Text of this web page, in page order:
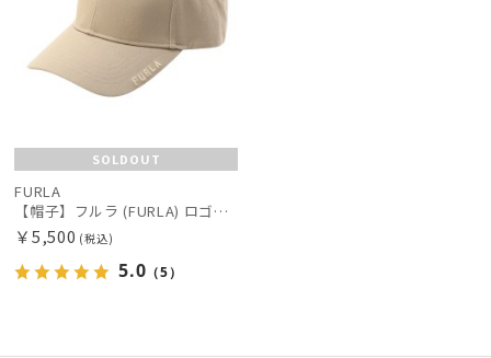
SOLDOUT
FURLA
【帽子】フルラ (FURLA) ロゴ刺繍キャップ UV , ウォッシャブル , FURLA刺繍 キャップ 【公式ムーンバット】 レディース UV ウォッシャブル 小つば プレゼント ギフト
￥5,500 (税込)
5.0 （5）